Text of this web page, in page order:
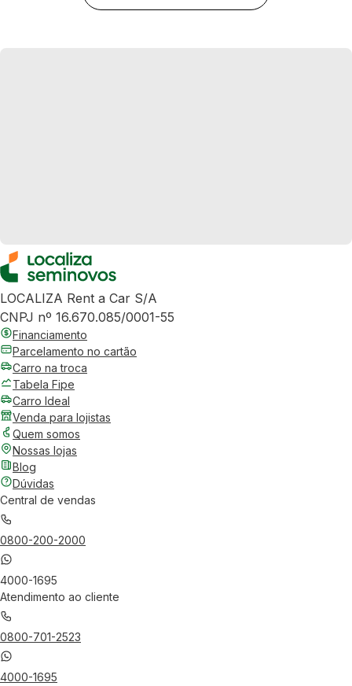
LOCALIZA Rent a Car S/A
CNPJ nº 16.670.085/0001-55
Financiamento
Parcelamento no cartão
Carro na troca
Tabela Fipe
Carro Ideal
Venda para lojistas
Quem somos
Nossas lojas
Blog
Dúvidas
Central de vendas
0800-200-2000
4000-1695
Atendimento ao cliente
0800-701-2523
4000-1695